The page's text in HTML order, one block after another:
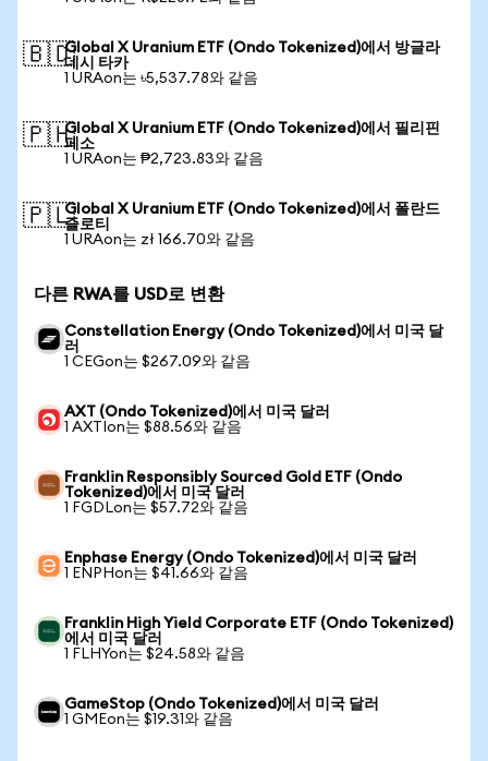
🇧🇩Global X Uranium ETF (Ondo Tokenized)에서 방글라
데시 타카
1 URAon는 ৳5,537.78와 같음
🇵🇭Global X Uranium ETF (Ondo Tokenized)에서 필리핀
페소
1 URAon는 ₱2,723.83와 같음
🇵🇱Global X Uranium ETF (Ondo Tokenized)에서 폴란드
즐로티
1 URAon는 zł 166.70와 같음
다른 RWA를 USD로 변환
Constellation Energy (Ondo Tokenized)에서 미국 달
러
1 CEGon는 $267.09와 같음
AXT (Ondo Tokenized)에서 미국 달러
1 AXTIon는 $88.56와 같음
Franklin Responsibly Sourced Gold ETF (Ondo
Tokenized)에서 미국 달러
1 FGDLon는 $57.72와 같음
Enphase Energy (Ondo Tokenized)에서 미국 달러
1 ENPHon는 $41.66와 같음
Franklin High Yield Corporate ETF (Ondo Tokenized)
에서 미국 달러
1 FLHYon는 $24.58와 같음
GameStop (Ondo Tokenized)에서 미국 달러
1 GMEon는 $19.31와 같음